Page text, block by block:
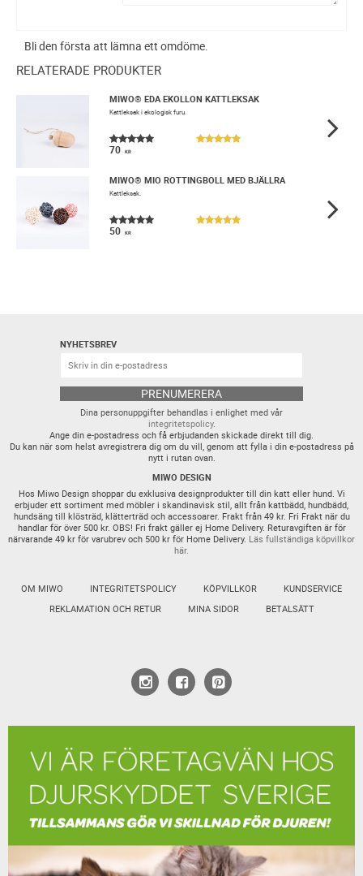
Bli den första att lämna ett omdöme.
RELATERADE PRODUKTER
MIWO® EDA EKOLLON KATTLEKSAK
​​Kattleksak i ekologisk furu.
70 KR
MIWO® MIO ROTTINGBOLL MED BJÄLLRA
Kattleksak.
50 KR
NYHETSBREV
PRENUMERERA
Dina personuppgifter behandlas i enlighet med vår
integritetspolicy.
Ange din e-postadress och få erbjudanden skickade direkt till dig.
Du kan när som helst avregistrera dig om du vill, genom att fylla i din e-postadress på
nytt i rutan ovan.
MIWO DESIGN
Hos Miwo Design shoppar du exklusiva designprodukter till din katt eller hund. Vi
erbjuder ett sortiment med möbler i skandinavisk stil, allt från kattbädd, hundbädd,
hundsäng till klösträd, klätterträd och accessoarer. Frakt från 49 kr. Fri Frakt när du
handlar för över 500 kr. OBS! Fri frakt gäller ej Home Delivery. Returavgiften är för
närvarande 49 kr för varubrev och 500 kr för Home Delivery. Läs fullständiga köpvillkor
här.
OM MIWO INTEGRITETSPOLICY KÖPVILLKOR
KUNDSERVICE
REKLAMATION OCH RETUR
MINA SIDOR BETALSÄTT